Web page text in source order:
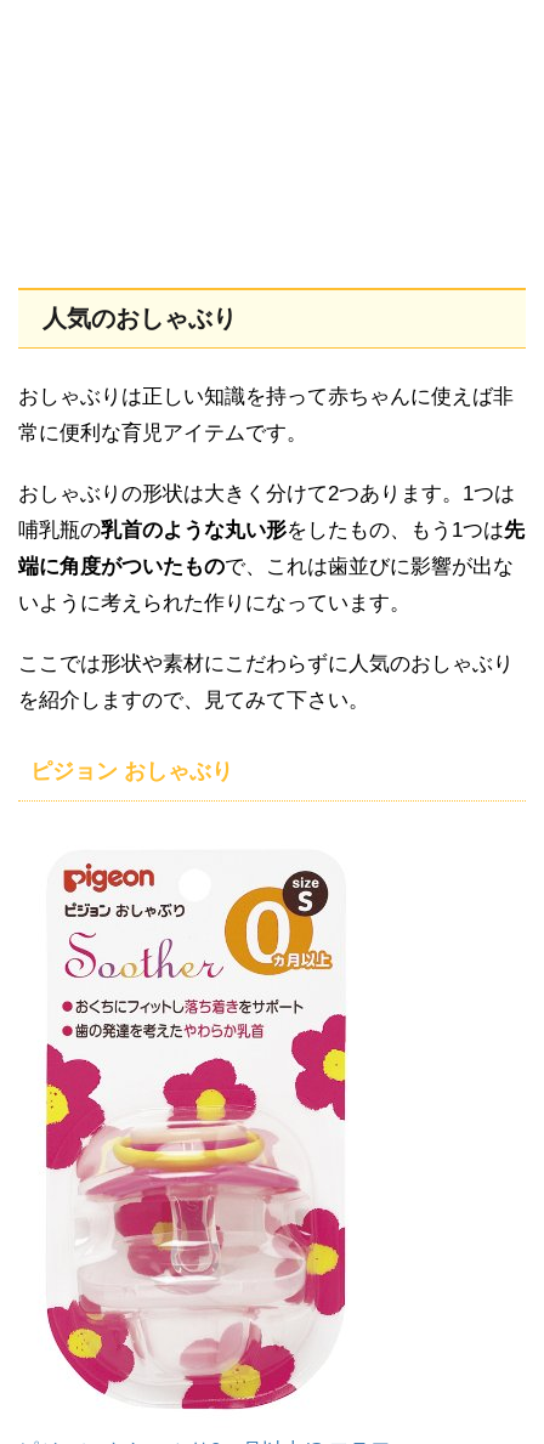
人気のおしゃぶり
おしゃぶりは正しい知識を持って赤ちゃんに使えば非
常に便利な育児アイテムです。
おしゃぶりの形状は大きく分けて2つあります。1つは
哺乳瓶の乳首のような丸い形をしたもの、もう1つは先
端に角度がついたもので、これは歯並びに影響が出な
いように考えられた作りになっています。
ここでは形状や素材にこだわらずに人気のおしゃぶり
を紹介しますので、見てみて下さい。
ピジョン おしゃぶり